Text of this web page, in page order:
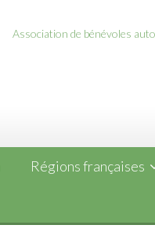
Association de bénévoles
Régions françaises